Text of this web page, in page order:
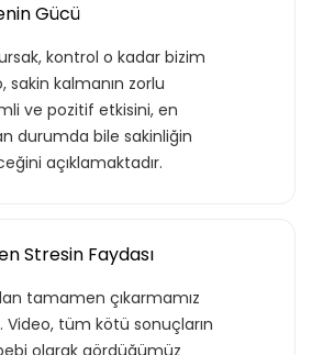
Gücü
kontrol o kadar bizim
sakin kalmanın zorlu
ve pozitif etkisini, en
durumda bile sakinliğin
açıklamaktadır.
Stresin Faydası
tamamen çıkarmamız
tüm kötü sonuçların
olarak gördüğümüz